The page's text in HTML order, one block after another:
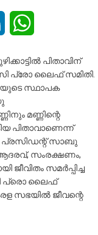
LinkedIn
പിതാവിന്
പ്രോ ലൈഫ് സമിതി.
സ്ഥാപക
മണ്ണിന്റെ
പിതാവാണെന്ന്
പ്രസിഡന്റ് സാബു
സംരക്ഷണം,
ജീവിതം സമര്‍പ്പിച്ച
പ്രൊ ലൈഫ്
സഭയില്‍ ജീവന്റെ